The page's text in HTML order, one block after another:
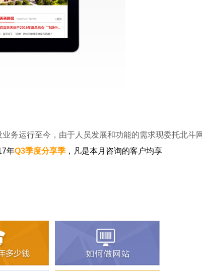
业务运行至今，由于人员发展和功能的需求现委托北斗
年Q3季度分享季 ，凡是本月咨询的客户均享